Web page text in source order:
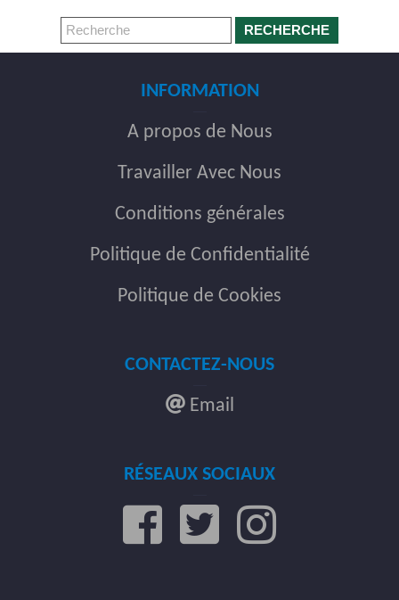
RECHERCHE
INFORMATION
A propos de Nous
Travailler Avec Nous
Conditions générales
Politique de Confidentialité
Politique de Cookies
CONTACTEZ-NOUS
Email
RÉSEAUX SOCIAUX